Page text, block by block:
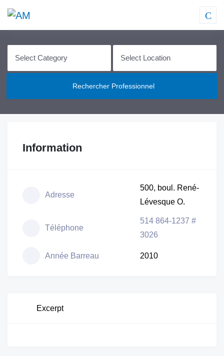
Rechercher Professionnel
Information
Adresse
500, boul. René-
Lévesque O.
Téléphone
514 864-1237 #
3026
Année Barreau 2010
Excerpt